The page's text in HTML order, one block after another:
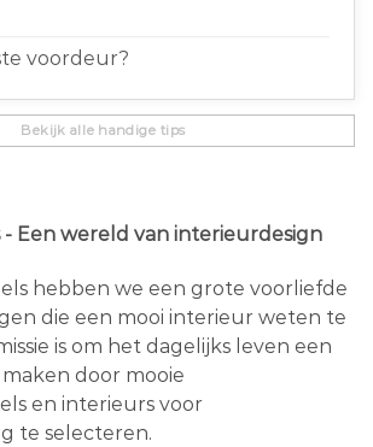
voordeur?
Bekijk alle handige tips
- Een wereld van interieurdesign
hebben we een grote voorliefde
die een mooi interieur weten te
is om het dagelijks leven een
door mooie
en interieurs voor
te selecteren.